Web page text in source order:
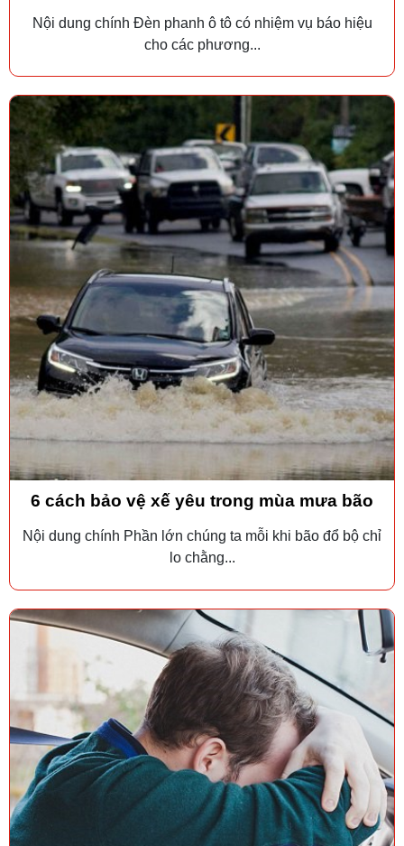
Nội dung chính Đèn phanh ô tô có nhiệm vụ báo hiệu
cho các phương...
6 cách bảo vệ xế yêu trong mùa mưa bão
Nội dung chính Phần lớn chúng ta mỗi khi bão đổ bộ chỉ
lo chằng...